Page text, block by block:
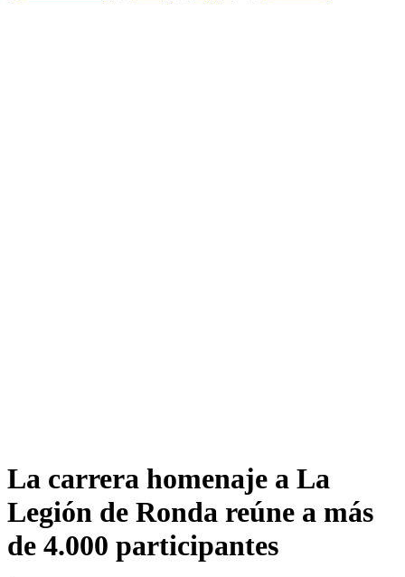
La carrera homenaje a La
Legión de Ronda reúne a más
de 4.000 participantes